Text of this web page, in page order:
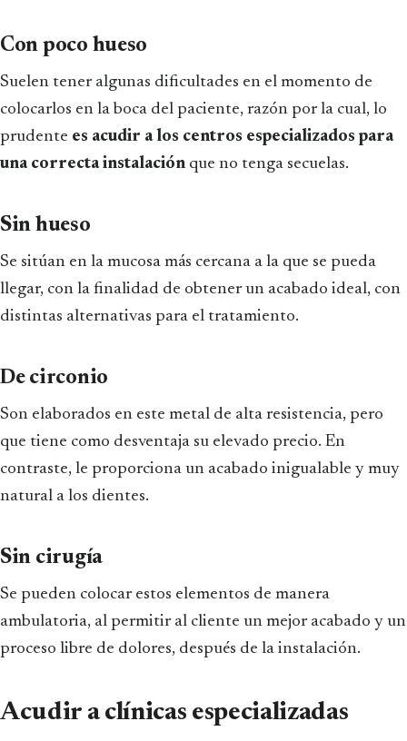
Con poco hueso
Suelen tener algunas dificultades en el momento de
colocarlos en la boca del paciente, razón por la cual, lo
prudente es acudir a los centros especializados para
una correcta instalación que no tenga secuelas.
Sin hueso
Se sitúan en la mucosa más cercana a la que se pueda
llegar, con la finalidad de obtener un acabado ideal, con
distintas alternativas para el tratamiento.
De circonio
Son elaborados en este metal de alta resistencia, pero
que tiene como desventaja su elevado precio. En
contraste, le proporciona un acabado inigualable y muy
natural a los dientes.
Sin cirugía
Se pueden colocar estos elementos de manera
ambulatoria, al permitir al cliente un mejor acabado y un
proceso libre de dolores, después de la instalación.
Acudir a clínicas especializadas